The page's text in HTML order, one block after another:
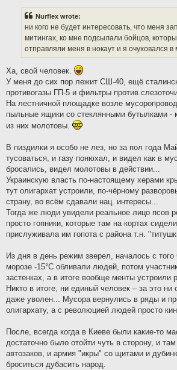
Nurflex wrote:
ни кого не будет интересовать, что меня
митингах, ко мне подсылали бойцов,
отправляли меня в нокаут и я очуховался
Ха, свой человек.
У меня до сих пор лежит СШ-40, ещё
противогазы ГП-5 и фильтры против
На лестничной площадке возле
пыльные ящики со стеклянными бутылками -
из них молотовы.
В пиздилки я особо не лез, но за пол года
тусоваться, и газу понюхал, и видел как в
бросались, видел молотовы в действии...
Украинскую власть по-настоящему херами
тут олигархат устроили, по-чёрному
страну, во всём сдавали нац. интересы...
Тогда же люди увидели реальное лицо псов
просто гопники, которые там на кортах
прислуживала им гопота с района т.н.
Из дня в день режим зверел, началось с
морозе -15°С обливали людей, потом
застенках, а в итоге вообще менты устроили
Никто в итоге, ни единый человек – за это
даже уволен... Мусора вернулись в ряды и
олигархату, а с революцией людей просто
После, всегда когда в Киеве были какие-то
достаточно было отойти чуть в сторону, и
автозаков, и армия "икры" со щитами и
броситься дубасить народ.